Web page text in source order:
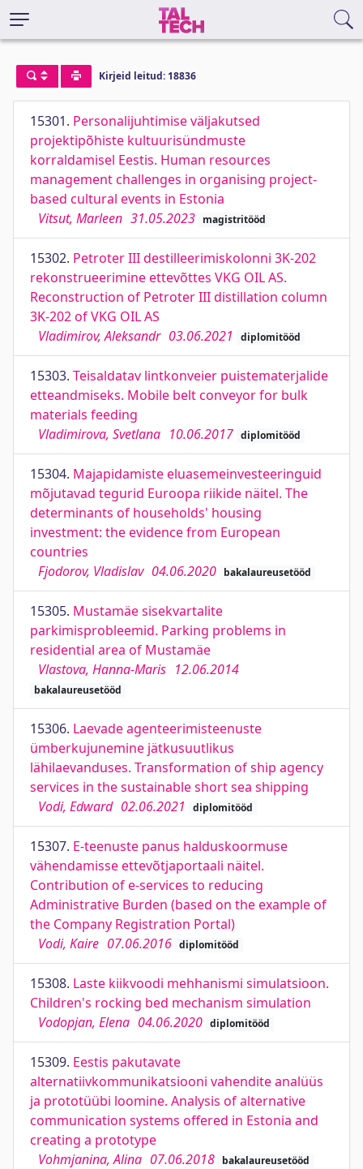
Kirjeid leitud: 18836
15301. Personalijuhtimise väljakutsed
projektipõhiste kultuurisündmuste
korraldamisel Eestis. Human resources
management challenges in organising project-
based cultural events in Estonia
Vitsut, Marleen 31.05.2023 magistritööd
15302. Petroter III destilleerimiskolonni 3K-202
rekonstrueerimine ettevõttes VKG OIL AS.
Reconstruction of Petroter III distillation column
3K-202 of VKG OIL AS
Vladimirov, Aleksandr 03.06.2021 diplomitööd
15303. Teisaldatav lintkonveier puistematerjalide
etteandmiseks. Mobile belt conveyor for bulk
materials feeding
Vladimirova, Svetlana 10.06.2017 diplomitööd
15304. Majapidamiste eluasemeinvesteeringuid
mõjutavad tegurid Euroopa riikide näitel. The
determinants of households' housing
investment: the evidence from European
countries
Fjodorov, Vladislav 04.06.2020 bakalaureusetööd
15305. Mustamäe sisekvartalite
parkimisprobleemid. Parking problems in
residential area of Mustamäe
Vlastova, Hanna-Maris 12.06.2014
bakalaureusetööd
15306. Laevade agenteerimisteenuste
ümberkujunemine jätkusuutlikus
lähilaevanduses. Transformation of ship agency
services in the sustainable short sea shipping
Vodi, Edward 02.06.2021 diplomitööd
15307. E-teenuste panus halduskoormuse
vähendamisse ettevõtjaportaali näitel.
Contribution of e-services to reducing
Administrative Burden (based on the example of
the Company Registration Portal)
Vodi, Kaire 07.06.2016 diplomitööd
15308. Laste kiikvoodi mehhanismi simulatsioon.
Children's rocking bed mechanism simulation
Vodopjan, Elena 04.06.2020 diplomitööd
15309. Eestis pakutavate
alternatiivkommunikatsiooni vahendite analüüs
ja prototüübi loomine. Analysis of alternative
communication systems offered in Estonia and
creating a prototype
Vohmjanina, Alina 07.06.2018 bakalaureusetööd